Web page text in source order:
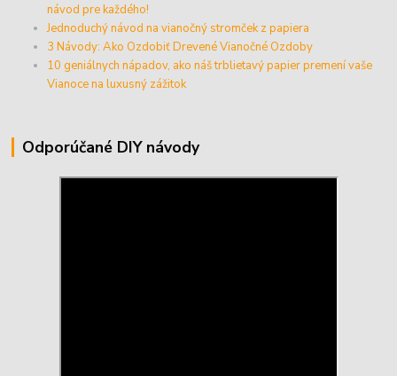
návod pre každého!
Jednoduchý návod na vianočný stromček z papiera
3 Návody: Ako Ozdobiť Drevené Vianočné Ozdoby
10 geniálnych nápadov, ako náš trblietavý papier premení vaše
Vianoce na luxusný zážitok
Odporúčané DIY návody